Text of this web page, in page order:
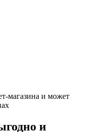
магазина и может
и